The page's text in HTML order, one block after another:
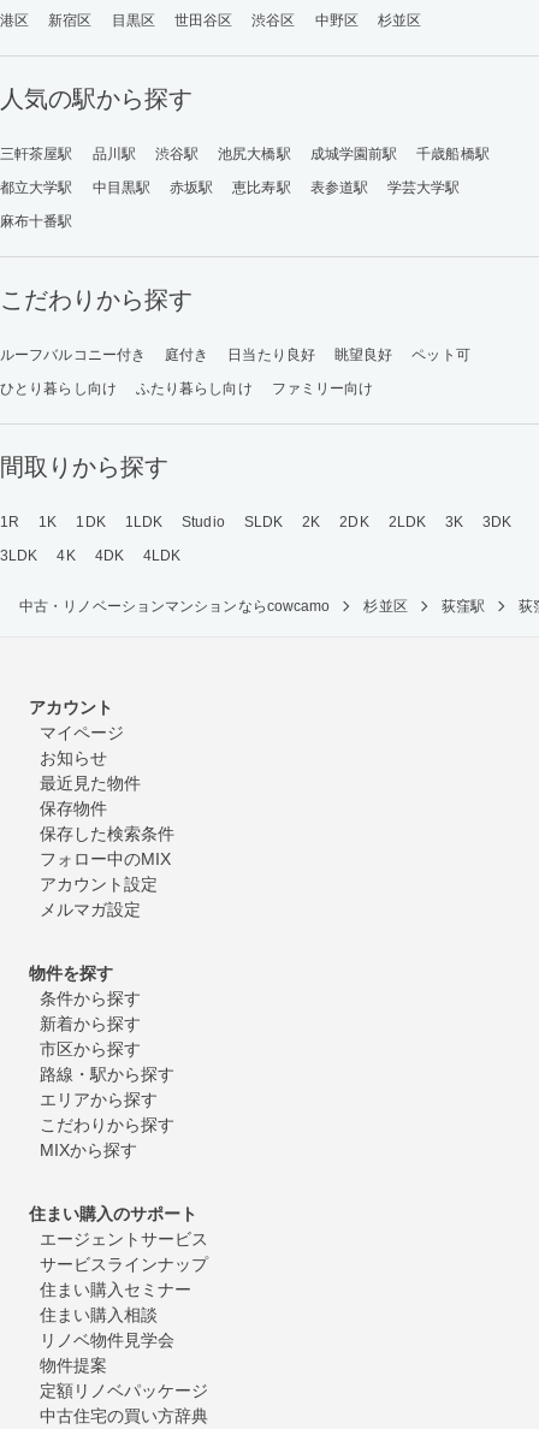
港区 新宿区 目黒区 世田谷区 渋谷区 中野区 杉並区
人気の駅から探す
三軒茶屋駅 品川駅 渋谷駅 池尻大橋駅 成城学園前駅
千歳船橋駅
都立大学駅
中目黒駅 赤坂駅 恵比寿駅 表参道駅
学芸大学駅
麻布十番駅
こだわりから探す
ルーフバルコニー付き 庭付き 日当たり良好 眺望良好
ペット可
ひとり暮らし向け
ふたり暮らし向け ファミリー向け
間取りから探す
1R 1K 1DK 1LDK Studio SLDK 2K 2DK 2LDK 3K
3DK
3LDK
4K 4DK 4LDK
中古・リノベーションマンションならcowcamo 杉並区 荻窪駅 荻
アカウント
マイページ
お知らせ
最近見た物件
保存物件
保存した検索条件
フォロー中のMIX
アカウント設定
メルマガ設定
物件を探す
条件から探す
新着から探す
市区から探す
路線・駅から探す
エリアから探す
こだわりから探す
MIXから探す
住まい購入のサポート
エージェントサービス
サービスラインナップ
住まい購入セミナー
住まい購入相談
リノベ物件見学会
物件提案
定額リノベパッケージ
中古住宅の買い方辞典